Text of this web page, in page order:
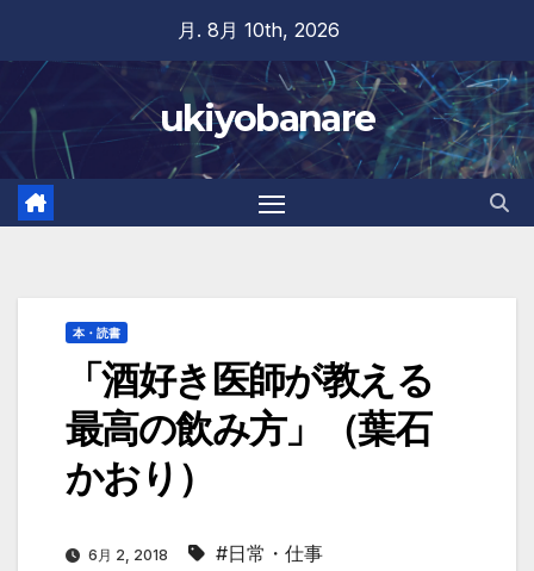
content
月. 8月 10th, 2026
ukiyobanare
本・読書
「酒好き医師が教える
最高の飲み方」（葉石
かおり）
6月 2, 2018 #日常・仕事